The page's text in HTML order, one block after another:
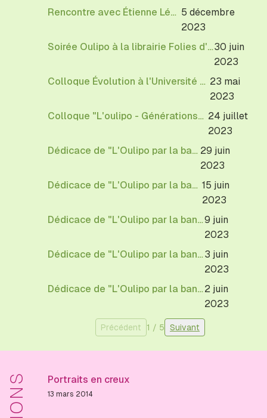
Rencontre avec Étienne Lécroart 5 décembre
2023
Soirée Oulipo à la librairie Folies d'Encre de Montreuil30 juin
2023
Colloque Évolution à l'Université Gustave Eiffel 23 mai
2023
Colloque "L'oulipo - Générations" à Cerisy-La-Salle 24 juillet
2023
Dédicace de "L'Oulipo par la bande" 29 juin
2023
Dédicace de "L'Oulipo par la bande" 15 juin
2023
Dédicace de "L'Oulipo par la bande"9 juin
2023
Dédicace de "L'Oulipo par la bande"3 juin
2023
Dédicace de "L'Oulipo par la bande"2 juin
2023
Précédent 1 / 5 Suivant
Portraits en creux
13 mars 2014